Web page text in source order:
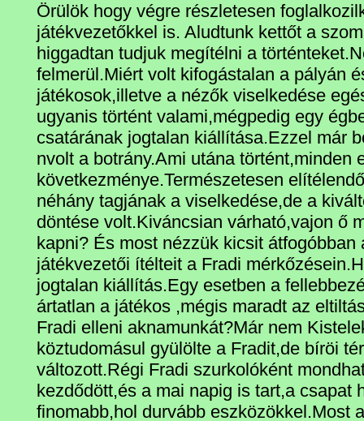
Örülök hogy végre részletesen
játékvezetőkkel is. Aludtunk kettőt a
higgadtan tudjuk megítélni a
felmerül.Miért volt kifogástalan a pályán
játékosok,illetve a nézők viselkedése
ugyanis történt valami,mégpedig egy
csatárának jogtalan kiállítása.Ezzel már
nvolt a botrány.Ami utána történt,minden
következménye.Természetesen
néhány tagjának a viselkedése,de a
döntése volt.Kiváncsian várható,vajon ő
kapni? És most nézzük kicsit átfogóbban
játékvezetői ítélteit a Fradi
jogtalan kiállítás.Egy esetben a
ártatlan a játékos ,mégis maradt az
Fradi elleni aknamunkát?Már nem
köztudomásul gyülölte a Fradit,de bíröi
változott.Régi Fradi szurkolóként
kezdődött,és a mai napig is tart,a csapat
finomabb,hol durvább eszközökkel.Most